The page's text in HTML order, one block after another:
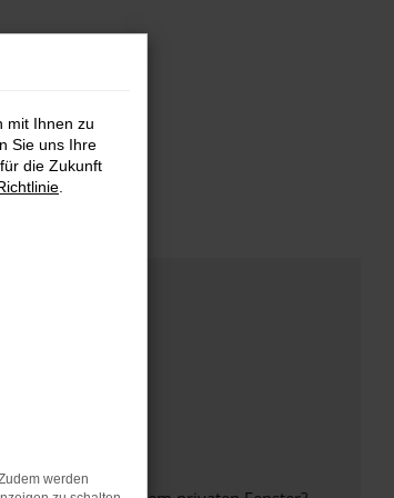
mit Ihnen zu
Sie uns Ihre
die Zukunft
werden